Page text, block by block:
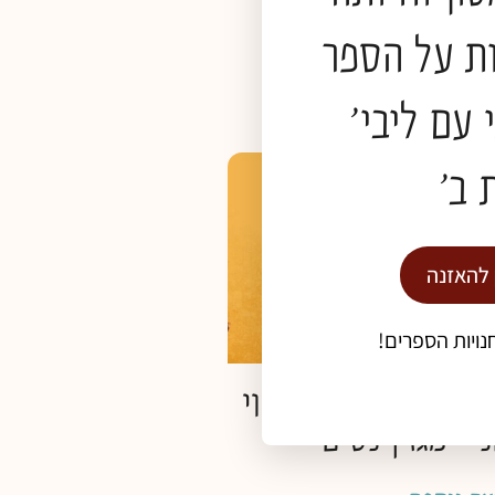
נוספת »
רוח- כתבה על ליווי
מגזין נשים
על הספר
עם ליבי'
ב'
להאזנה
הספרים!